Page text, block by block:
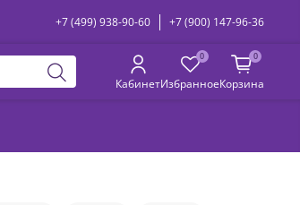
+7 (499) 938-90-60 +7 (900) 147-96-36
Кабинет
0
Избранное
0
Корзина